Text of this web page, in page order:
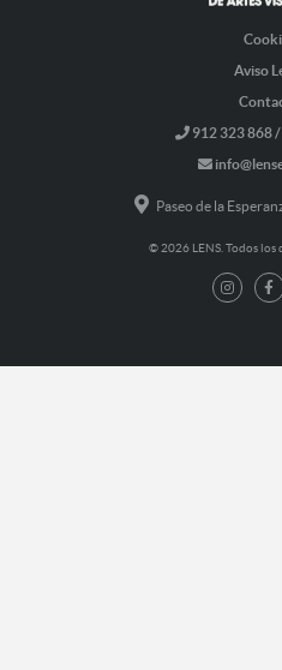
Aviso
912 323 868
Paseo de la
© 2026 LENS. Todos los